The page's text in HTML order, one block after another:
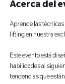
Acerca del
Aprende las
lifting en nuestra
Este evento está
habilidades al
tendencias que